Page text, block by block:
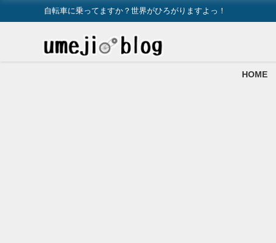
自転車に乗ってますか？世界がひろがりますよっ！
HOME